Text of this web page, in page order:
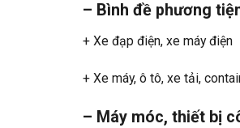
– Bình đề phương
+ Xe đạp điện, xe máy điện
+ Xe máy, ô tô, xe tải,
– Máy móc, thiết bị